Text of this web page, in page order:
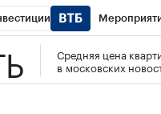
управления РБК РБК
Средняя цена
в московских